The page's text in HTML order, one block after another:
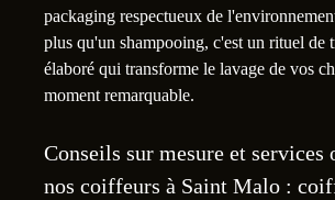
packaging respectueux de
plus qu'un shampooing, c'est un rituel de
élaboré qui transforme le lavage de vos
moment remarquable.
Conseils sur mesure et services
nos coiffeurs à Saint Malo :